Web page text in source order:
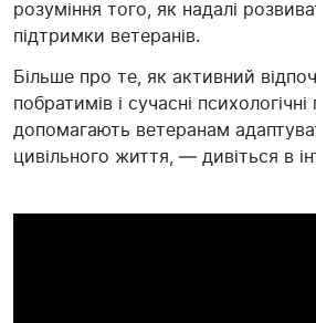
розуміння того, як надалі
підтримки ветеранів.
Більше про те, як активний
побратимів і сучасні
допомагають ветеранам
цивільного життя, — дивіться в